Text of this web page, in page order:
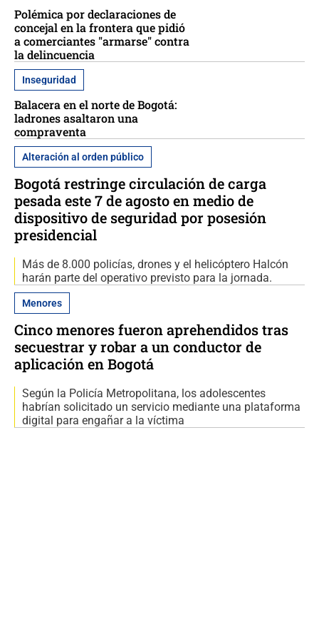
Polémica por declaraciones de
concejal en la frontera que pidió
a comerciantes "armarse" contra
la delincuencia
Inseguridad
Balacera en el norte de Bogotá:
ladrones asaltaron una
compraventa
Alteración al orden público
Bogotá restringe circulación de carga
pesada este 7 de agosto en medio de
dispositivo de seguridad por posesión
presidencial
Más de 8.000 policías, drones y el helicóptero Halcón
harán parte del operativo previsto para la jornada.
Menores
Cinco menores fueron aprehendidos tras
secuestrar y robar a un conductor de
aplicación en Bogotá
Según la Policía Metropolitana, los adolescentes
habrían solicitado un servicio mediante una plataforma
digital para engañar a la víctima